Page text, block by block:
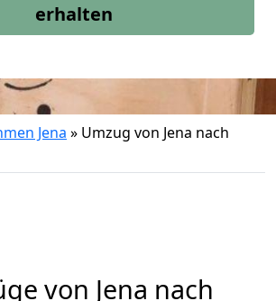
erhalten
Jena » Umzug von Jena nach
von Jena nach